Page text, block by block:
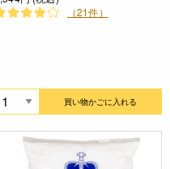
（21件）
買い物かごに入れる